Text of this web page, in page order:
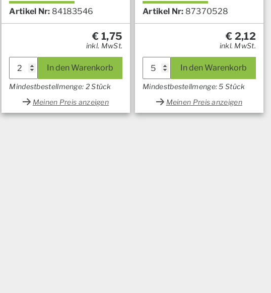
Artikel Nr: 84183546
€ 1,75
inkl. MwSt.
In den Warenkorb
Mindestbestellmenge: 2 Stück
Meinen Preis anzeigen
Artikel Nr: 87370528
€ 2,12
inkl. MwSt.
In den Warenkorb
Mindestbestellmenge: 5 Stück
Meinen Preis anzeigen